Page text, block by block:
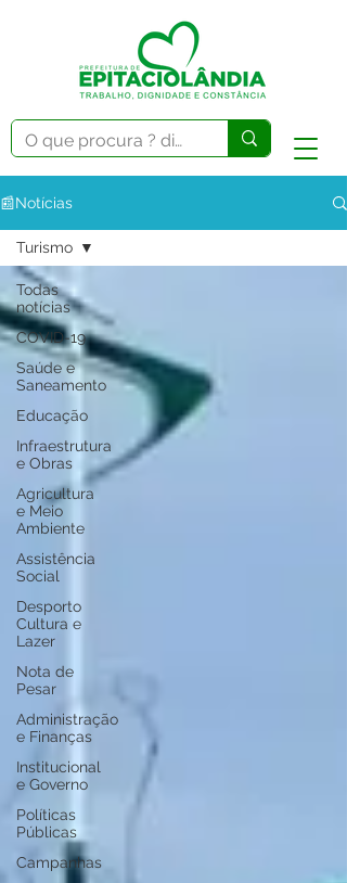
📰Notícias
Todas
notícias
COVID-19
Saúde e
Saneamento
Educação
Infraestrutura
e Obras
Agricultura
e Meio
Ambiente
Assistência
Social
Desporto
Cultura e
Lazer
Nota de
Pesar
Administração
e Finanças
Institucional
e Governo
Políticas
Públicas
Campanhas
Turismo